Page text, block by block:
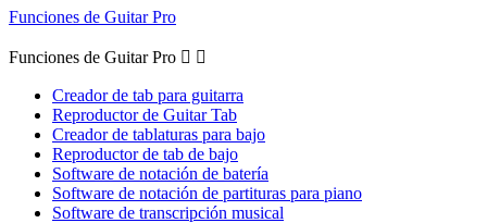
Funciones de Guitar Pro
Funciones de Guitar Pro  
Creador de tab para guitarra
Reproductor de Guitar Tab
Creador de tablaturas para bajo
Reproductor de tab de bajo
Software de notación de batería
Software de notación de partituras para piano
Software de transcripción musical